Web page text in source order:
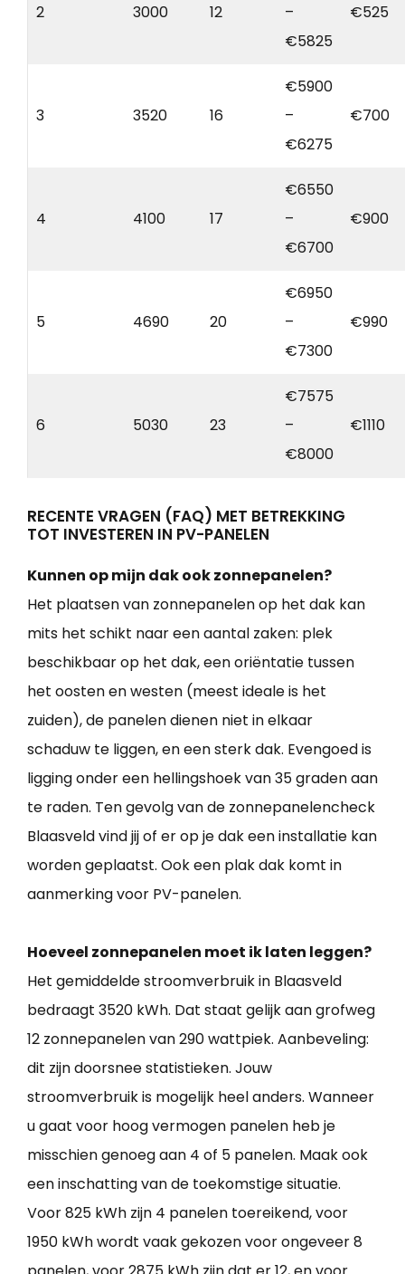
2 3000 12
–
€5825
€525
3 3520 16
€5900
–
€6275
€700
4 4100 17
€6550
–
€6700
€900
5 4690 20
€6950
–
€7300
€990
6 5030 23
€7575
–
€8000
€1110
RECENTE VRAGEN (FAQ) MET BETREKKING
TOT INVESTEREN IN PV-PANELEN
Kunnen op mijn dak ook zonnepanelen?
Het plaatsen van zonnepanelen op het dak kan
mits het schikt naar een aantal zaken: plek
beschikbaar op het dak, een oriëntatie tussen
het oosten en westen (meest ideale is het
zuiden), de panelen dienen niet in elkaar
schaduw te liggen, en een sterk dak. Evengoed is
ligging onder een hellingshoek van 35 graden aan
te raden. Ten gevolg van de zonnepanelencheck
Blaasveld vind jij of er op je dak een installatie kan
worden geplaatst. Ook een plak dak komt in
aanmerking voor PV-panelen.
Hoeveel zonnepanelen moet ik laten leggen?
Het gemiddelde stroomverbruik in Blaasveld
bedraagt 3520 kWh. Dat staat gelijk aan grofweg
12 zonnepanelen van 290 wattpiek. Aanbeveling:
dit zijn doorsnee statistieken. Jouw
stroomverbruik is mogelijk heel anders. Wanneer
u gaat voor hoog vermogen panelen heb je
misschien genoeg aan 4 of 5 panelen. Maak ook
een inschatting van de toekomstige situatie.
Voor 825 kWh zijn 4 panelen toereikend, voor
1950 kWh wordt vaak gekozen voor ongeveer 8